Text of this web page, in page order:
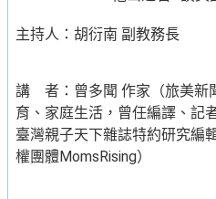
主持人：胡衍南 副教務長
講 者：曾多聞 作家（旅美新
育、家庭生活，曾任編譯、記
臺灣親子天下雜誌特約研究編
權團體MomsRising）